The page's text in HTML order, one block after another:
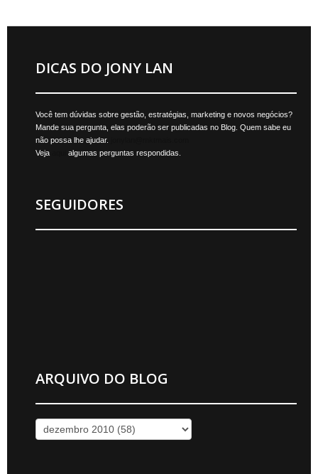
DICAS DO JONY LAN
Você tem dúvidas sobre gestão, estratégias, marketing e novos negócios?
Mande sua pergunta, elas poderão ser publicadas no Blog. Quem sabe eu
não possa lhe ajudar.
Veja
algumas perguntas respondidas.
SEGUIDORES
ARQUIVO DO BLOG